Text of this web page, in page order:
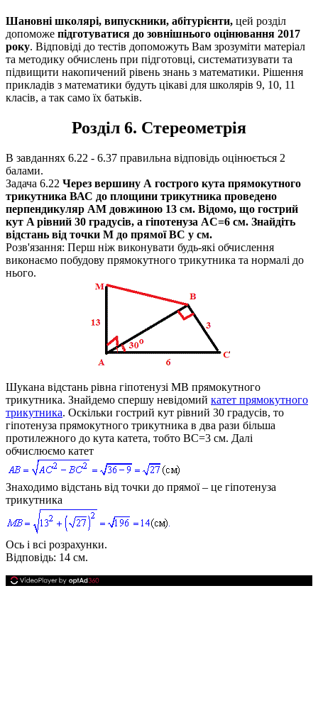
Шановні школярі, випускники, абітурієнти, цей розділ
допоможе підготуватися до зовнішнього оцінювання 2017
року. Відповіді до тестів допоможуть Вам зрозуміти матеріал
та методику обчислень при підготовці, систематизувати та
підвищити накопичений рівень знань з математики. Рішення
прикладів з математики будуть цікаві для школярів 9, 10, 11
класів, а так само їх батьків.
Розділ 6. Стереометрія
В завданнях 6.22 - 6.37 правильна відповідь оцінюється 2
балами.
Задача 6.22 Через вершину А гострого кута прямокутного
трикутника ВАС до площини трикутника проведено
перпендикуляр АМ довжиною 13 см. Відомо, що гострий
кут A рівний 30 градусів, а гіпотенуза AC=6 cм. Знайдіть
відстань від точки М до прямоїВС у см.
Розв'язання: Перш ніж виконувати будь-які обчислення
виконаємо побудову прямокутного трикутника та нормалі до
нього.
Шукана відстань рівна гіпотенузі MB прямокутного
трикутника. Знайдемо спершу невідомий катет прямокутного
трикутника. Оскільки гострий кут рівний 30 градусів, то
гіпотенуза прямокутного трикутника в два рази більша
протилежного до кута катета, тобто BC=3 см. Далі
обчислюємо катет
Знаходимо відстань від точки до прямої – це гіпотенуза
трикутника
Ось і всі розрахунки.
Відповідь: 14 см.